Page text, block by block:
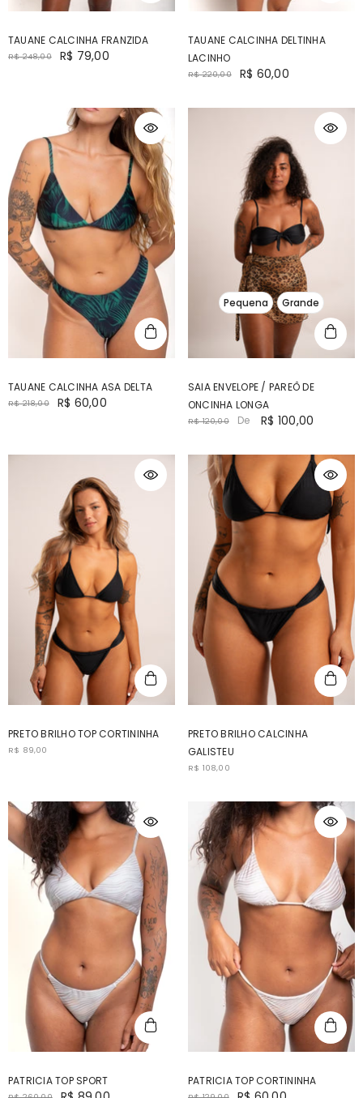
TAUANE CALCINHA FRANZIDA
R$ 248,00 R$ 79,00
TAUANE CALCINHA DELTINHA
LACINHO
R$ 220,00 R$ 60,00
TAUANE CALCINHA ASA DELTA
R$ 218,00 R$ 60,00
Pequena Grande
SAIA ENVELOPE / PAREÔ DE
ONCINHA LONGA
R$ 120,00 De R$ 100,00
PRETO BRILHO TOP CORTININHA
R$ 89,00
PRETO BRILHO CALCINHA
GALISTEU
R$ 108,00
PATRICIA TOP SPORT PATRICIA TOP CORTININHA